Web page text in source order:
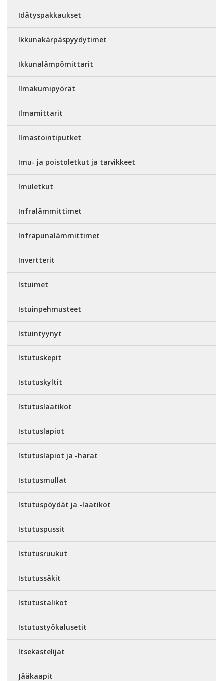
Idätyspakkaukset
Ikkunakärpäspyydytimet
Ikkunalämpömittarit
Ilmakumipyörät
Ilmamittarit
Ilmastointiputket
Imu- ja poistoletkut ja tarvikkeet
Imuletkut
Infralämmittimet
Infrapunalämmittimet
Invertterit
Istuimet
Istuinpehmusteet
Istuintyynyt
Istutuskepit
Istutuskyltit
Istutuslaatikot
Istutuslapiot
Istutuslapiot ja -harat
Istutusmullat
Istutuspöydät ja -laatikot
Istutuspussit
Istutusruukut
Istutussäkit
Istutustalikot
Istutustyökalusetit
Itsekastelijat
Jääkaapit